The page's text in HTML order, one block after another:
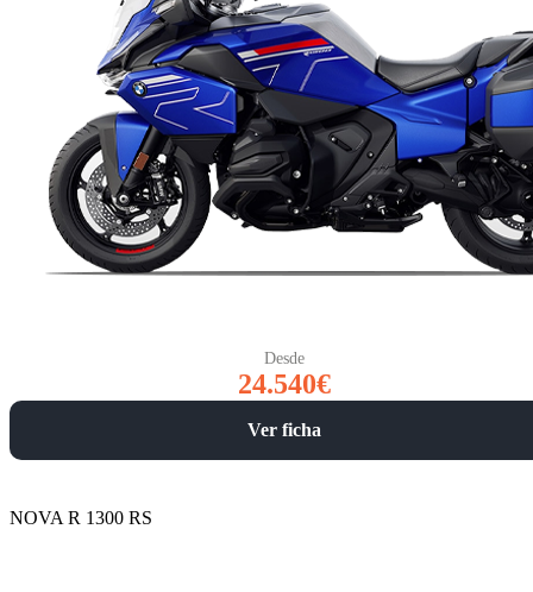
Desde
24.540€
Ver ficha
NOVA R 1300 RS